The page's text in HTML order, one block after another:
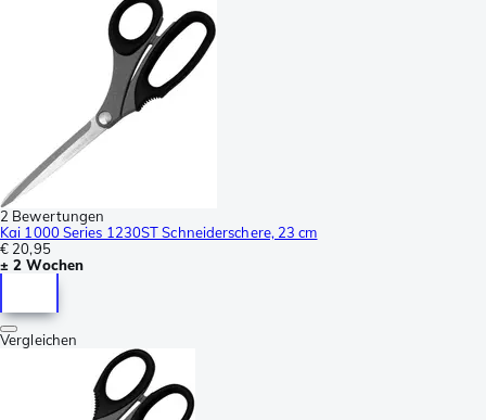
2 Bewertungen
Kai 1000 Series 1230ST Schneiderschere, 23 cm
€ 20,95
± 2 Wochen
Vergleichen